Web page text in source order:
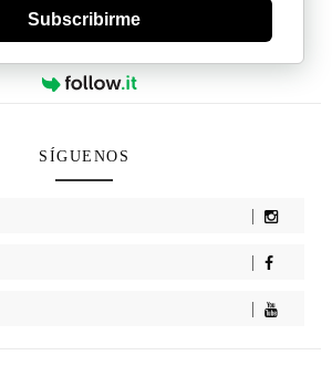
Subscribirme
SÍGUENOS